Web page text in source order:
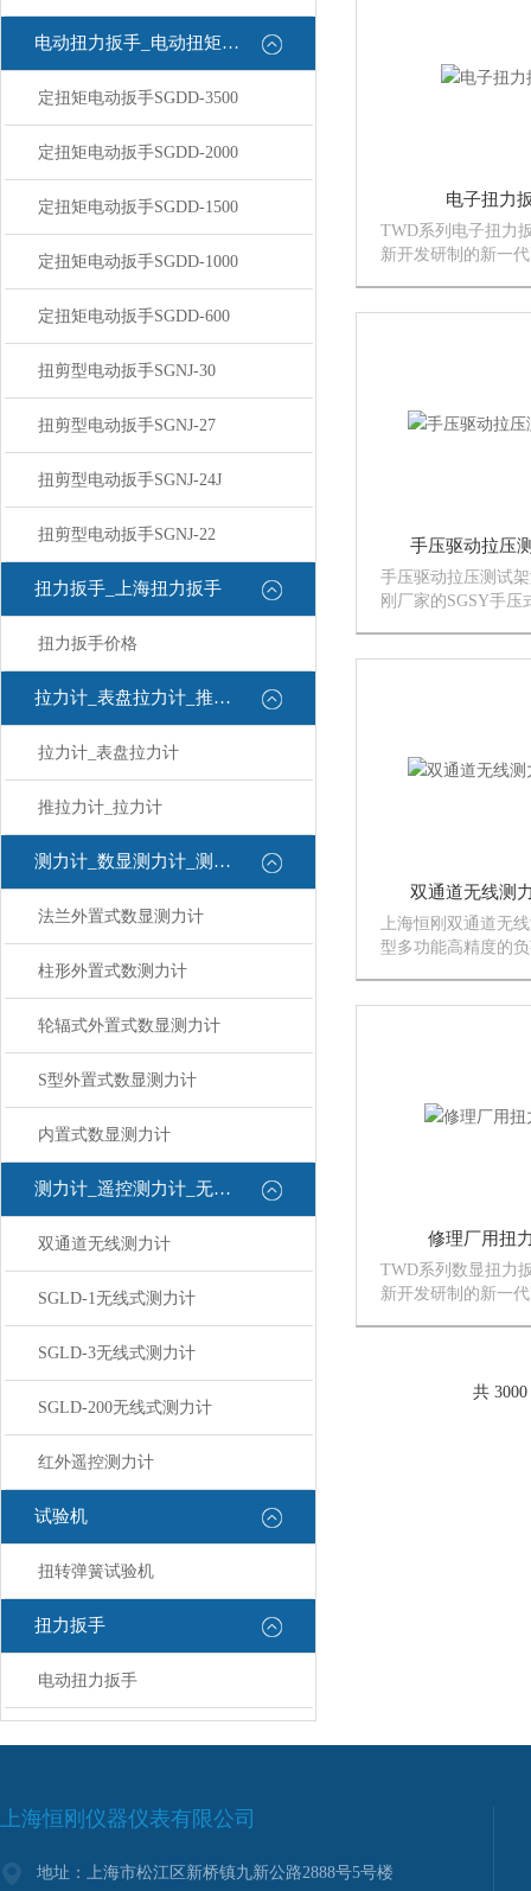
电动扭力扳手_电动扭矩扳手
定扭矩电动扳手SGDD-3500
定扭矩电动扳手SGDD-2000
定扭矩电动扳手SGDD-1500
定扭矩电动扳手SGDD-1000
定扭矩电动扳手SGDD-600
扭剪型电动扳手SGNJ-30
扭剪型电动扳手SGNJ-27
扭剪型电动扳手SGNJ-24J
扭剪型电动扳手SGNJ-22
扭力扳手_上海扭力扳手
扭力扳手价格
拉力计_表盘拉力计_推拉力计
拉力计_表盘拉力计
推拉力计_拉力计
测力计_数显测力计_测力计
法兰外置式数显测力计
柱形外置式数测力计
轮辐式外置式数显测力计
S型外置式数显测力计
内置式数显测力计
测力计_遥控测力计_无线测力计
双通道无线测力计
SGLD-1无线式测力计
SGLD-3无线式测力计
SGLD-200无线式测力计
红外遥控测力计
试验机
扭转弹簧试验机
扭力扳手
电动扭力扳手
电子扭力
TWD系列电子扭力
新开发研制的新一
手压驱动拉压
手压驱动拉压测试
刚厂家的SGSY手压
双通道无线测
上海恒刚双通道无
型多功能高精度的
修理厂用扭
TWD系列数显扭力
新开发研制的新一
整体优化、合理。
共
上海恒刚仪器仪表有限公司
地址：上海市松江区新桥镇九新公路2888号5号楼